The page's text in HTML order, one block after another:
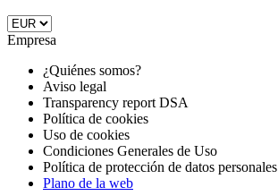
Empresa
¿Quiénes somos?
Aviso legal
Transparency report DSA
Política de cookies
Uso de cookies
Condiciones Generales de Uso
Política de protección de datos personales
Plano de la web